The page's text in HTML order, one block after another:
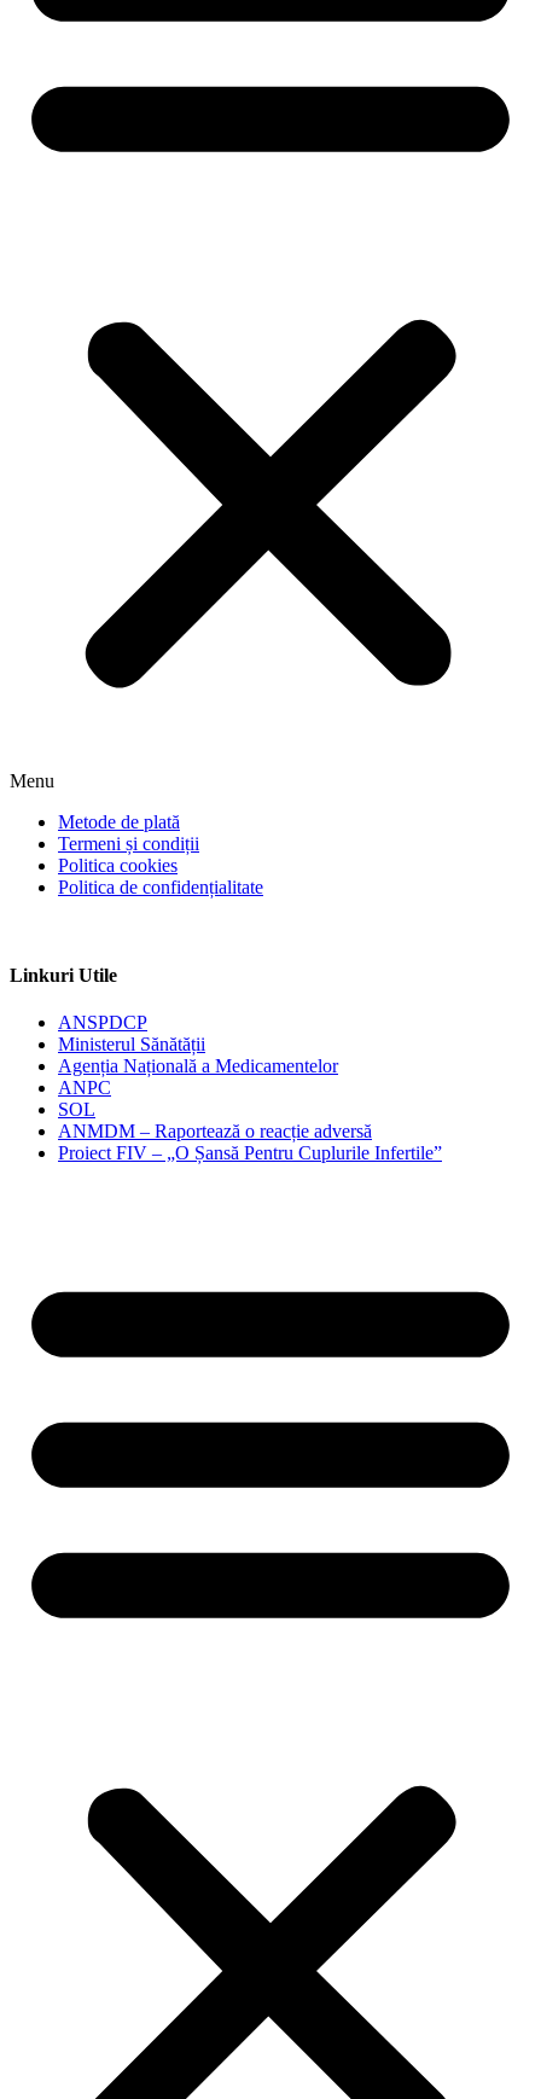
Menu
Metode de plată
Termeni și condiții
Politica cookies
Politica de confidențialitate
Linkuri Utile
ANSPDCP
Ministerul Sănătății
Agenția Națională a Medicamentelor
ANPC
SOL
ANMDM – Raportează o reacție adversă
Proiect FIV – „O Șansă Pentru Cuplurile Infertile”